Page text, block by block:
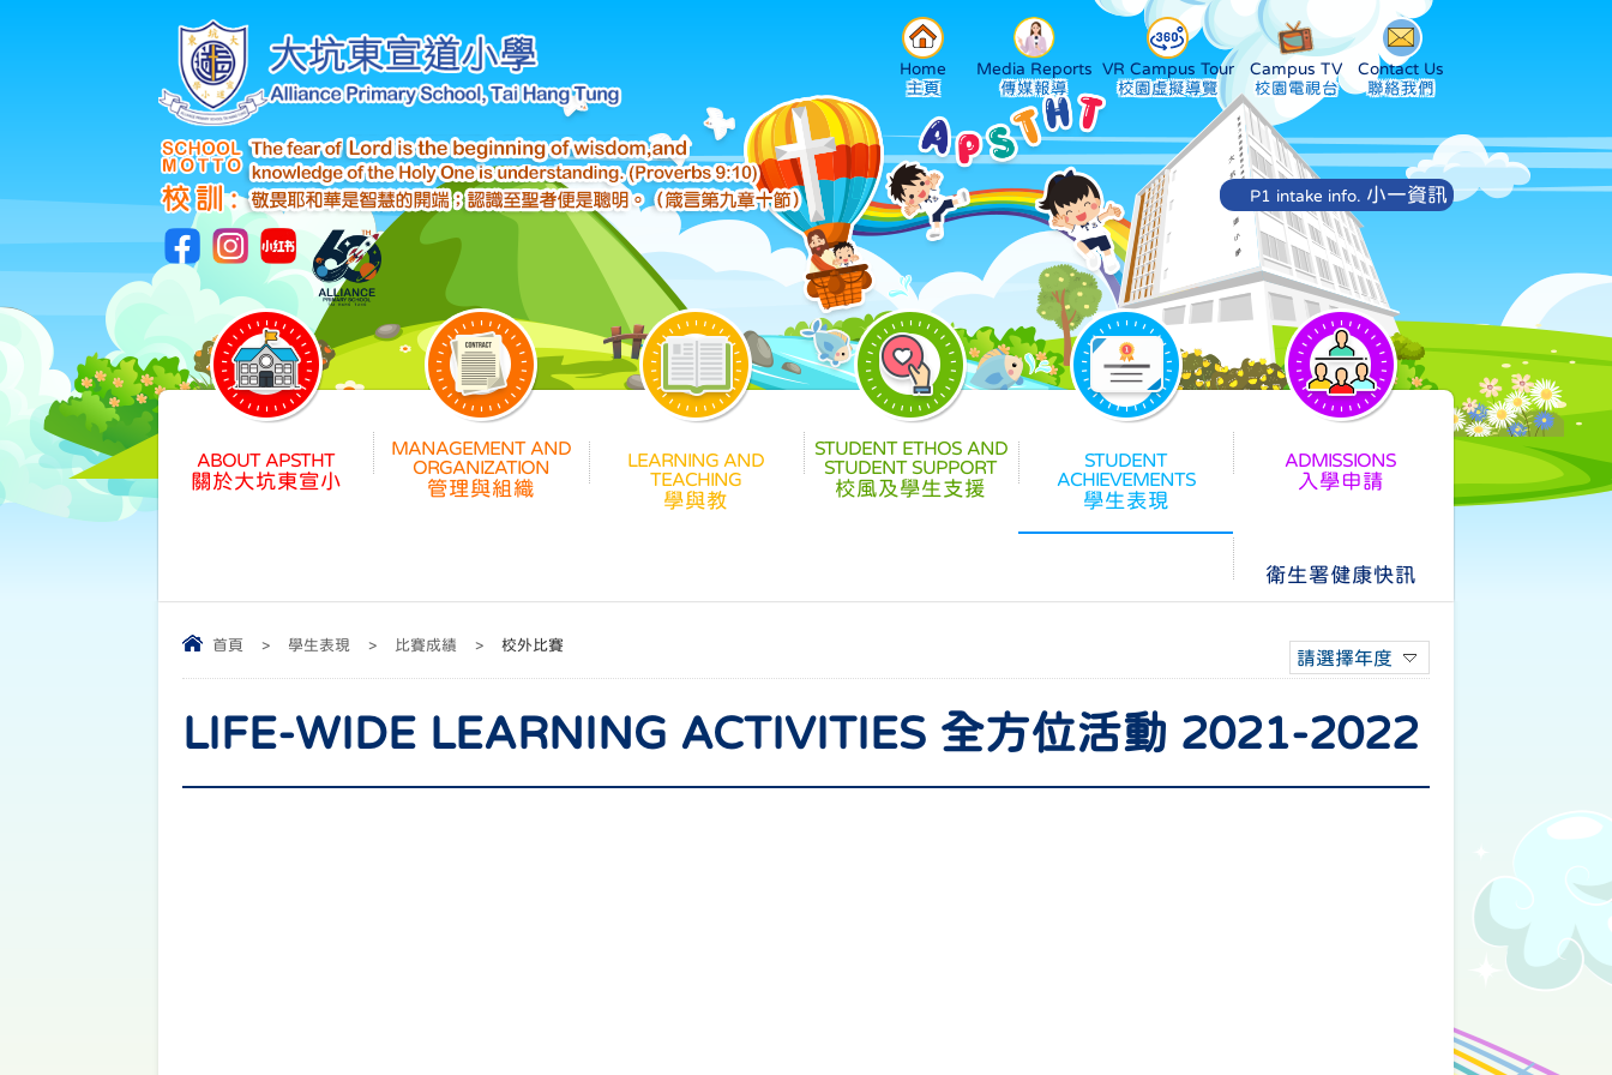
Home Media Reports VR Campus Tour Campus TV Contact Us
P1 intake info. 小一資訊
關於大坑東宣小 管理與組織
學與教
校風及學生支援
學生表現
入學申請
衛生署健康快訊
首頁 > 學生表現 > 比賽成績 > 校外比賽
請選擇年度
LIFE-WIDE LEARNING ACTIVITIES 全方位活動 2021-2022